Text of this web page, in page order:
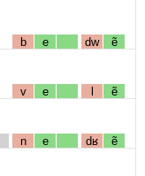
b e dw ẽ
v e l ẽ
n e dʁ ẽ